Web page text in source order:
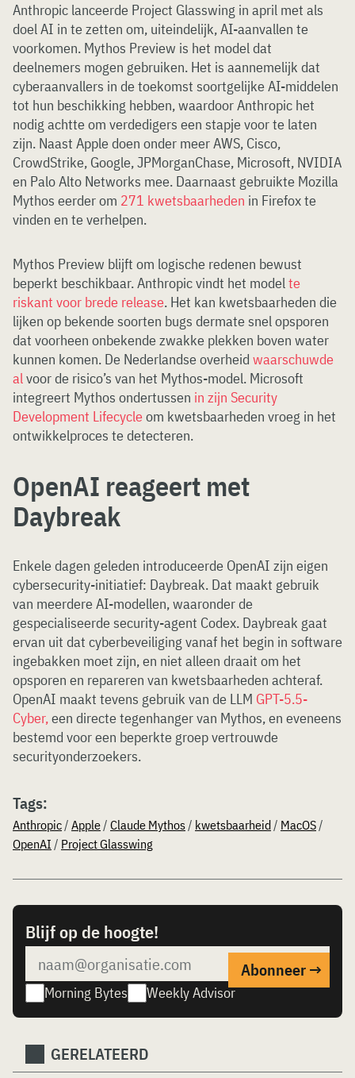
Anthropic lanceerde Project Glasswing in april met als
doel AI in te zetten om, uiteindelijk, AI-aanvallen te
voorkomen. Mythos Preview is het model dat
deelnemers mogen gebruiken. Het is aannemelijk dat
cyberaanvallers in de toekomst soortgelijke AI-middelen
tot hun beschikking hebben, waardoor Anthropic het
nodig achtte om verdedigers een stapje voor te laten
zijn. Naast Apple doen onder meer AWS, Cisco,
CrowdStrike, Google, JPMorganChase, Microsoft, NVIDIA
en Palo Alto Networks mee. Daarnaast gebruikte Mozilla
Mythos eerder om 271 kwetsbaarheden in Firefox te
vinden en te verhelpen.
Mythos Preview blijft om logische redenen bewust
beperkt beschikbaar. Anthropic vindt het modelte
riskant voor brede release. Het kan kwetsbaarheden die
lijken op bekende soorten bugs dermate snel opsporen
dat voorheen onbekende zwakke plekken boven water
kunnen komen. De Nederlandse overheid waarschuwde
alvoor de risico’s van het Mythos-model. Microsoft
integreert Mythos ondertussen in zijn Security
Development Lifecycleom kwetsbaarheden vroeg in het
ontwikkelproces te detecteren.
OpenAI reageert met
Daybreak
Enkele dagen geleden introduceerde OpenAI zijn eigen
cybersecurity-initiatief: Daybreak. Dat maakt gebruik
van meerdere AI-modellen, waaronder de
gespecialiseerde security-agent Codex. Daybreak gaat
ervan uit dat cyberbeveiliging vanaf het begin in software
ingebakken moet zijn, en niet alleen draait om het
opsporen en repareren van kwetsbaarheden achteraf.
OpenAI maakt tevens gebruik van de LLM GPT-5.5-
Cyber,een directe tegenhanger van Mythos, en eveneens
bestemd voor een beperkte groep vertrouwde
securityonderzoekers.
Tags:
Anthropic/ Apple/ Claude Mythos/ kwetsbaarheid/ MacOS/
OpenAI / Project Glasswing
Blijf op de hoogte!
Morning Bytes Weekly Advisor
GERELATEERD